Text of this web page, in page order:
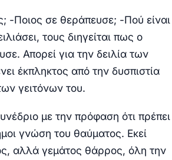
-Ποιος σε θεράπευσε; -Πού είναι
τους διηγείται πως ο
Απορεί για την δειλία των
έκπληκτος από την δυσπιστία
γειτόνων του.
με την πρόφαση ότι πρέπει
γνώση του θαύματος. Εκεί
αλλά γεμάτος θάρρος, όλη την